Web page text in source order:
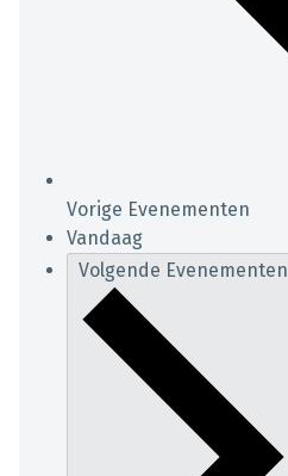
Vorige Evenementen
Vandaag
Volgende Evenementen